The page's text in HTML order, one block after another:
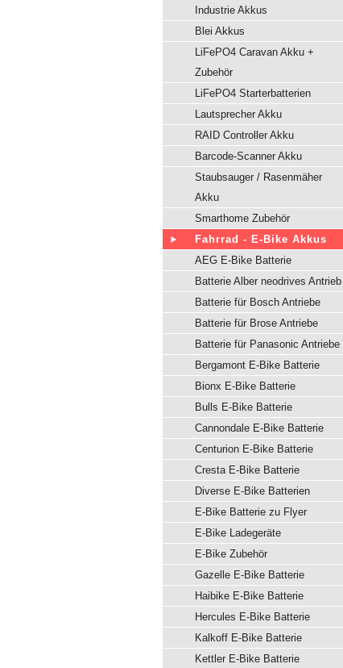
Industrie Akkus
Blei Akkus
LiFePO4 Caravan Akku +
Zubehör
LiFePO4 Starterbatterien
Lautsprecher Akku
RAID Controller Akku
Barcode-Scanner Akku
Staubsauger / Rasenmäher
Akku
Smarthome Zubehör
Fahrrad - E-Bike Akkus
AEG E-Bike Batterie
Batterie Alber neodrives Antrieb
Batterie für Bosch Antriebe
Batterie für Brose Antriebe
Batterie für Panasonic Antriebe
Bergamont E-Bike Batterie
Bionx E-Bike Batterie
Bulls E-Bike Batterie
Cannondale E-Bike Batterie
Centurion E-Bike Batterie
Cresta E-Bike Batterie
Diverse E-Bike Batterien
E-Bike Batterie zu Flyer
E-Bike Ladegeräte
E-Bike Zubehör
Gazelle E-Bike Batterie
Haibike E-Bike Batterie
Hercules E-Bike Batterie
Kalkoff E-Bike Batterie
Kettler E-Bike Batterie